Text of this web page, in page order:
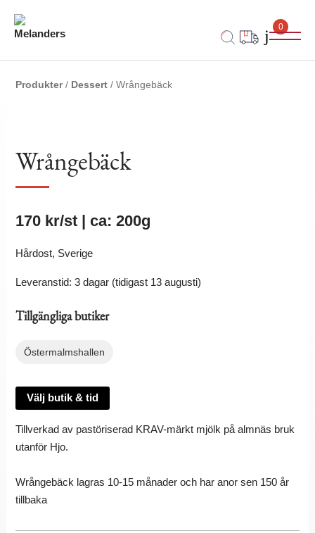
0
Produkter/ Dessert / Wrångebäck
Wrångebäck
170 kr/st | ca: 200g
Hårdost, Sverige
Leveranstid: 3 dagar (tidigast 13 augusti)
Tillgängliga butiker
Östermalmshallen
Välj butik & tid
Tillverkad av pastöriserad KRAV-märkt mjölk på almnäs bruk
utanför Hjo.
Wrångebäck lagras 10-15 månader och har anor sen 150 år
tillbaka